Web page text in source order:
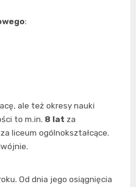
:
ale też okresy nauki
to m.in. 8 lat za
za liceum ogólnokształcące.
Od dnia jego osiągnięcia